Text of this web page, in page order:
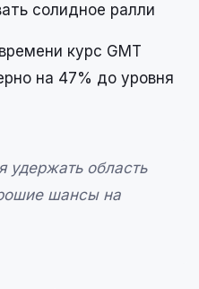
солидное ралли
курс GMT
на 47% до уровня
удержать область
шансы на